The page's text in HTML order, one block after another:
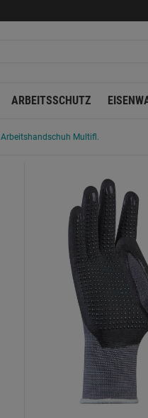
ARBEITSSCHUTZ
Arbeitshandschuh Multifl.